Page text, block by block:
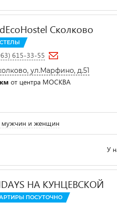
Сколково
615-33-55
ул.Марфино, д.51
от центра МОСКВА
мужчин и женщин
У
НА КУНЦЕВСКОЙ
ПОСУТОЧНО